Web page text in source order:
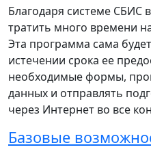
Благодаря системе СБИС
тратить много времени
Эта программа сама
истечении срока ее
необходимые формы,
данных и отправлять
через Интернет во все
Базовые